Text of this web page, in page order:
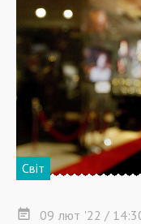
Світ
09 лют '22 /